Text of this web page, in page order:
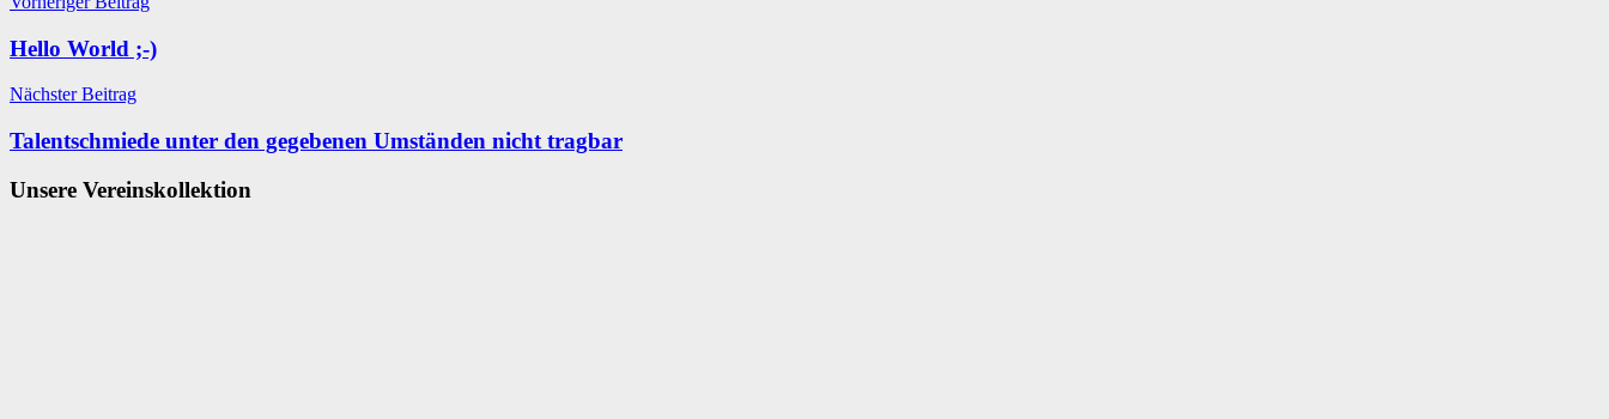
Hello World ;-)
Nächster Beitrag
Talentschmiede unter den gegebenen Umständen nicht tragbar
Unsere Vereinskollektion